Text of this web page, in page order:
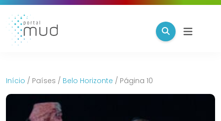
Início / Países / Belo Horizonte / Página 10